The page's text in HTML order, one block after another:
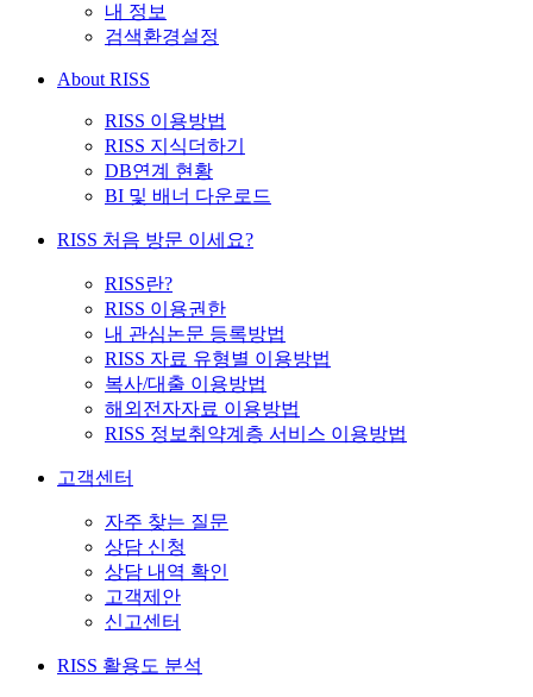
내 정보
검색환경설정
About RISS
RISS 이용방법
RISS 지식더하기
DB연계 현황
BI 및 배너 다운로드
RISS 처음 방문 이세요?
RISS란?
RISS 이용권한
내 관심논문 등록방법
RISS 자료 유형별 이용방법
복사/대출 이용방법
해외전자자료 이용방법
RISS 정보취약계층 서비스 이용방법
고객센터
자주 찾는 질문
상담 신청
상담 내역 확인
고객제안
신고센터
RISS 활용도 분석